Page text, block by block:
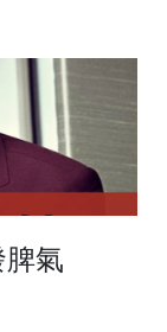
脾氣